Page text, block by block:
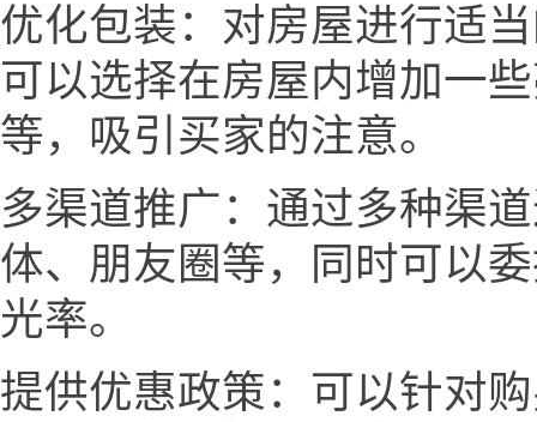
优化包装：对房屋进行适
可以选择在房屋内增加一
等，吸引买家的注意。
多渠道推广：通过多种渠
体、朋友圈等，同时可以
光率。
提供优惠政策：可以针对